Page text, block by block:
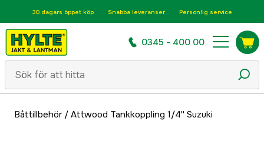
30 dagars öppet köp Snabba leveranser Personlig service
0345 - 400 00
Båttillbehör/ Attwood Tankkoppling 1/4'' Suzuki